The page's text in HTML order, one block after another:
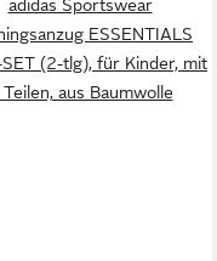
adidas Sportswear
ESSENTIALS
SET (2-tlg), für Kinder, mit
Teilen, aus Baumwolle